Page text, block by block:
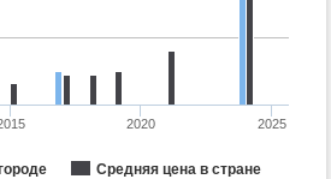
Средняя цена в стране
2020 2025